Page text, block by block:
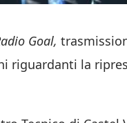
Goal,
riguardanti la